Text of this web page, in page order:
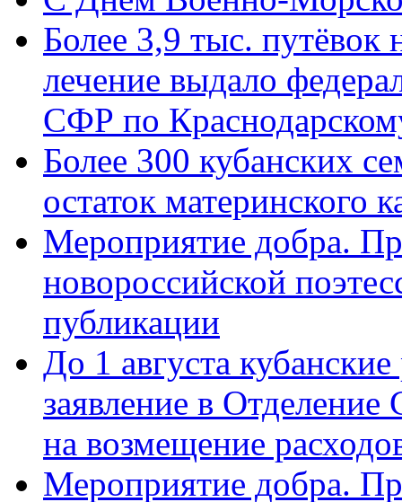
Более 3,9 тыс. путёвок
лечение выдало
СФР по
Более 300 кубанских
остаток материнского
Мероприятие добра.
новороссийской
публикации
До 1 августа
заявление в
на возмещение
Мероприятие добра.